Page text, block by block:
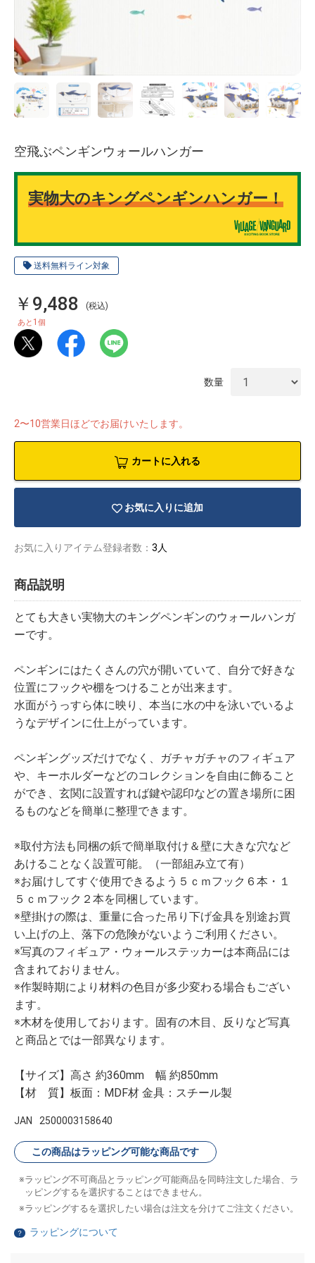
送料無料ライン対象
空飛ぶペンギンウォールハンガー
実物大のキングペンギンハンガー！
￥9,488 (税込)
あと 1 個
数量
2〜10営業日ほどでお届けいたします。
カートに入れる
お気に入りに追加
お気に入りアイテム登録者数： 3人
商品説明
とても大きい実物大のキングペンギンのウォールハンガ
ーです。
ペンギンにはたくさんの穴が開いていて、自分で好きな
位置にフックや棚をつけることが出来ます。
水面がうっすら体に映り、本当に水の中を泳いでいるよ
うなデザインに仕上がっています。
ペンギングッズだけでなく、ガチャガチャのフィギュア
や、キーホルダーなどのコレクションを自由に飾ること
ができ、玄関に設置すれば鍵や認印などの置き場所に困
るものなどを簡単に整理できます。
※取付方法も同梱の鋲で簡単取付け＆壁に大きな穴など
あけることなく設置可能。（一部組み立て有）
※お届けしてすぐ使用できるよう５ｃｍフック６本・１
５ｃｍフック２本を同梱しています。
※壁掛けの際は、重量に合った吊り下げ金具を別途お買
い上げの上、落下の危険がないようご利用ください。
※写真のフィギュア・ウォールステッカーは本商品には
含まれておりません。
※作製時期により材料の色目が多少変わる場合もござい
ます。
※木材を使用しております。固有の木目、反りなど写真
と商品とでは一部異なります。
【サイズ】高さ 約360mm 幅 約850mm
【材 質】板面：MDF材 金具：スチール製
JAN 2500003158640
この商品はラッピング可能な商品です
ラッピング不可商品とラッピング可能商品を同時注文した場合、ラ
ッピングするを選択することはできません。
ラッピングするを選択したい場合は注文を分けてご注文ください。
？ ラッピングについて
ーター